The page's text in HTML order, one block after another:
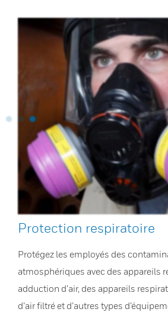
Protection respiratoire
Protégez les employés des
atmosphériques avec des appareils
adduction d’air, des appareils
d’air filtré et d’autres types